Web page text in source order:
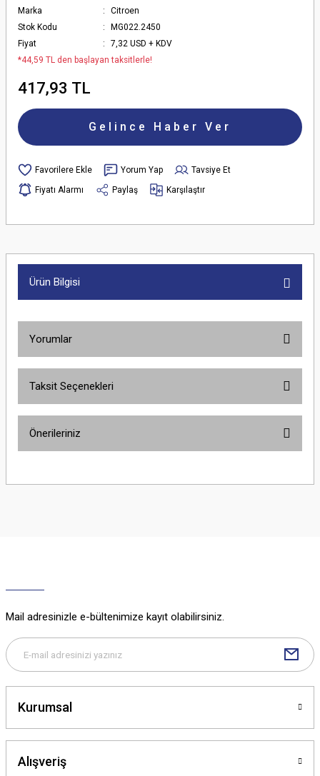
Marka
Citroen
Stok Kodu
MG022.2450
Fiyat
7,32 USD + KDV
*44,59 TL den başlayan taksitlerle!
417,93 TL
Gelince Haber Ver
Yorum Yap
Tavsiye Et
Fiyatı Alarmı
Paylaş Karşılaştır
Ürün Bilgisi
Yorumlar
Taksit Seçenekleri
Önerileriniz
yetersiz gördüğünüz noktaları öneri formunu kullanarak tarafımıza
Bu ürüne benzer farklı alternatifler olmalı.
Mail adresinizle e-bültenimize kayıt olabilirsiniz.
Kurumsal
Alışveriş